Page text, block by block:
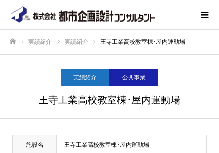
実績紹介 実績紹介 王寺工業高校教室棟･屋内運動場
実績紹介 公共事業
王寺工業高校教室棟･屋内運動場
施設名 王寺工業高校教室棟･屋内運動場